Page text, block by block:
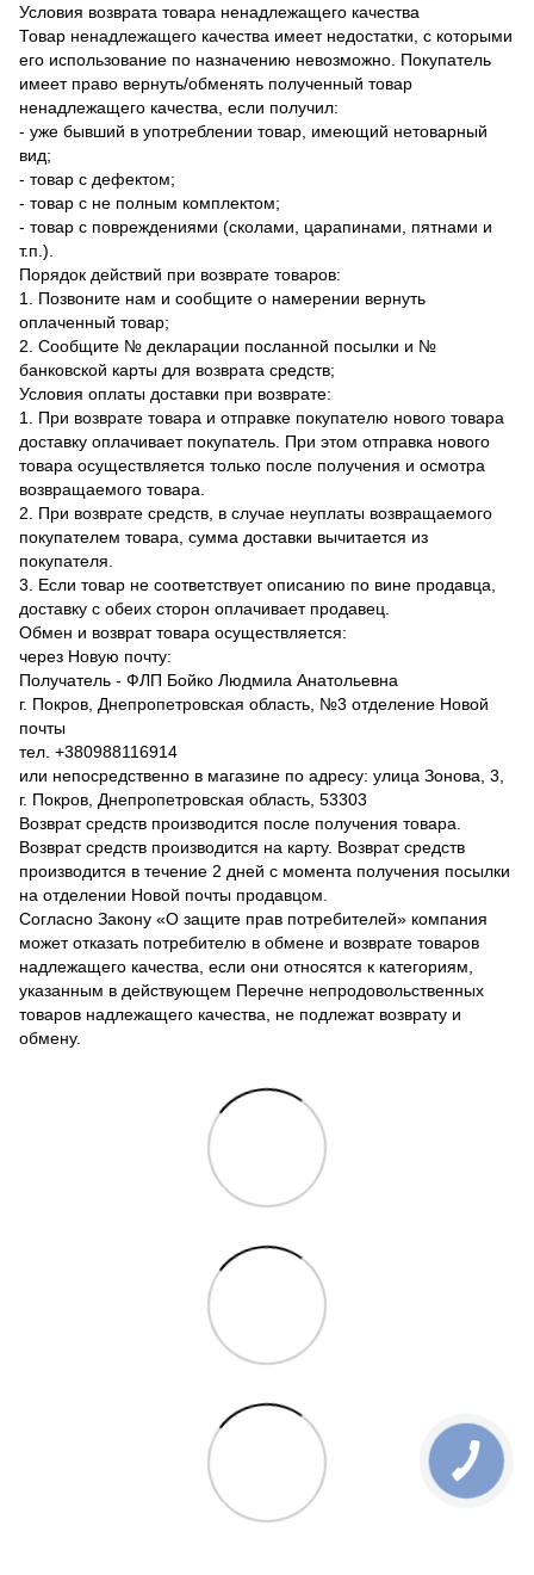
Условия возврата товара ненадлежащего качества
Товар ненадлежащего качества имеет недостатки, с которыми
его использование по назначению невозможно. Покупатель
имеет право вернуть/обменять полученный товар
ненадлежащего качества, если получил:
- уже бывший в употреблении товар, имеющий нетоварный
вид;
- товар с дефектом;
- товар с не полным комплектом;
- товар с повреждениями (сколами, царапинами, пятнами и
т.п.).
Порядок действий при возврате товаров:
1. Позвоните нам и сообщите о намерении вернуть
оплаченный товар;
2. Сообщите № декларации посланной посылки и №
банковской карты для возврата средств;
Условия оплаты доставки при возврате:
1. При возврате товара и отправке покупателю нового товара
доставку оплачивает покупатель. При этом отправка нового
товара осуществляется только после получения и осмотра
возвращаемого товара.
2. При возврате средств, в случае неуплаты возвращаемого
покупателем товара, сумма доставки вычитается из
покупателя.
3. Если товар не соответствует описанию по вине продавца,
доставку с обеих сторон оплачивает продавец.
Обмен и возврат товара осуществляется:
через Новую почту:
Получатель - ФЛП Бойко Людмила Анатольевна
г. Покров, Днепропетровская область, №3 отделение Новой
почты
тел. +380988116914
или непосредственно в магазине по адресу: улица Зонова, 3,
г. Покров, Днепропетровская область, 53303
Возврат средств производится после получения товара.
Возврат средств производится на карту. Возврат средств
производится в течение 2 дней с момента получения посылки
на отделении Новой почты продавцом.
Согласно Закону «О защите прав потребителей» компания
может отказать потребителю в обмене и возврате товаров
надлежащего качества, если они относятся к категориям,
указанным в действующем Перечне непродовольственных
товаров надлежащего качества, не подлежат возврату и
обмену.